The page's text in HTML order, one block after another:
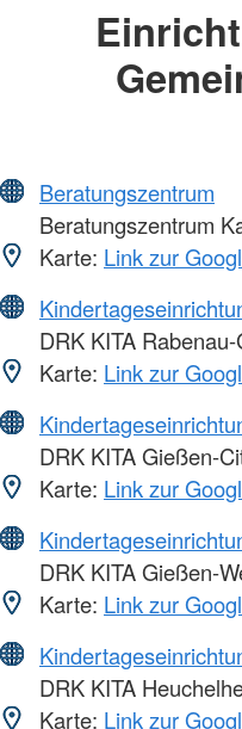
Beratungszentrum
Beratungszentrum
Karte: Link zur
DRK KITA
Karte: Link zur
DRK KITA Gießen-
Karte: Link zur
DRK KITA Gießen-
Karte: Link zur
DRK KITA
Karte: Link zur